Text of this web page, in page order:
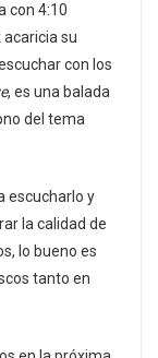
con 4:10
su
con los
, es una balada
del tema
escucharlo y
la calidad de
lo bueno es
tanto en